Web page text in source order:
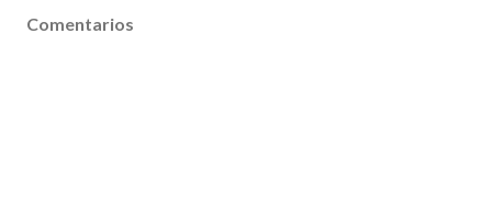
Comentarios